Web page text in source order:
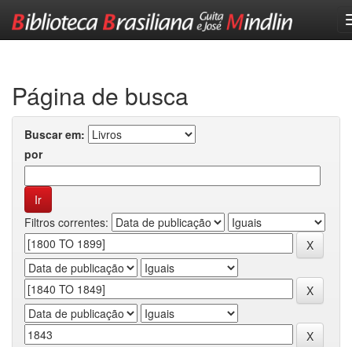
Página de busca
Buscar em:
por
Filtros correntes: